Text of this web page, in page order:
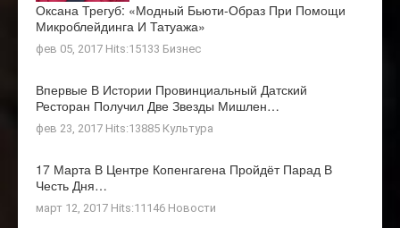
Оксана Трегуб: «Модный Бьюти-Образ При Помощи
Микроблейдинга И Татуажа»
фев 05, 2017 Hits:15133 Бизнес
Впервые В Истории Провинциальный Датский
Ресторан Получил Две Звезды Мишлен…
фев 23, 2017 Hits:13885 Культура
17 Марта В Центре Копенгагена Пройдёт Парад В
Честь Дня…
март 12, 2017 Hits:11146 Новости